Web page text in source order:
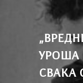
УРОША
СВАКА